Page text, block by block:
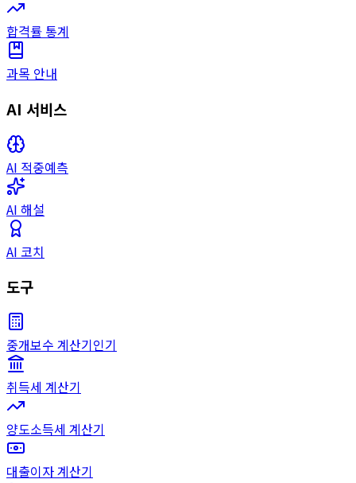
합격률 통계
과목 안내
AI 서비스
AI 적중예측
AI 해설
AI 코치
도구
중개보수 계산기인기
취득세 계산기
양도소득세 계산기
대출이자 계산기